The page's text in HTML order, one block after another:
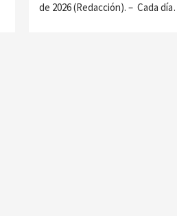
de 2026 (Redacción). – Cada